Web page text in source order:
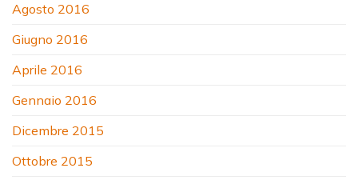
Agosto 2016
Giugno 2016
Aprile 2016
Gennaio 2016
Dicembre 2015
Ottobre 2015